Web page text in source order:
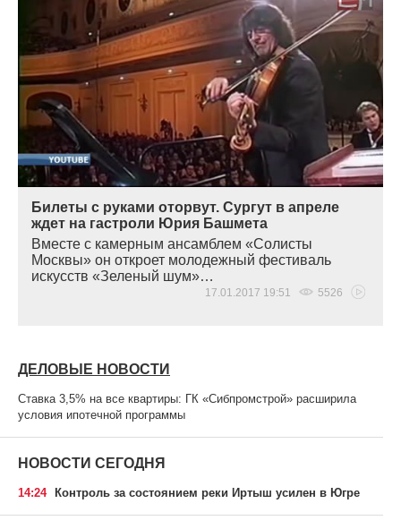
Билеты с руками оторвут. Сургут в апреле
ждет на гастроли Юрия Башмета
Вместе с камерным ансамблем «Солисты
Москвы» он откроет молодежный фестиваль
искусств «Зеленый шум»…
17.01.2017 19:51 5526
ДЕЛОВЫЕ НОВОСТИ
Ставка 3,5% на все квартиры: ГК «Сибпромстрой» расширила
условия ипотечной программы
НОВОСТИ СЕГОДНЯ
14:24 Контроль за состоянием реки Иртыш усилен в Югре